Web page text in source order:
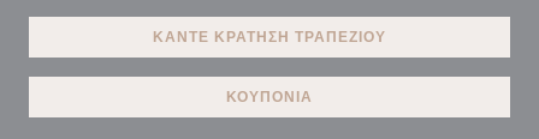
ΚΆΝΤΕ ΚΡΆΤΗΣΗ ΤΡΑΠΕΖΙΟΎ
ΚΟΥΠΌΝΙΑ